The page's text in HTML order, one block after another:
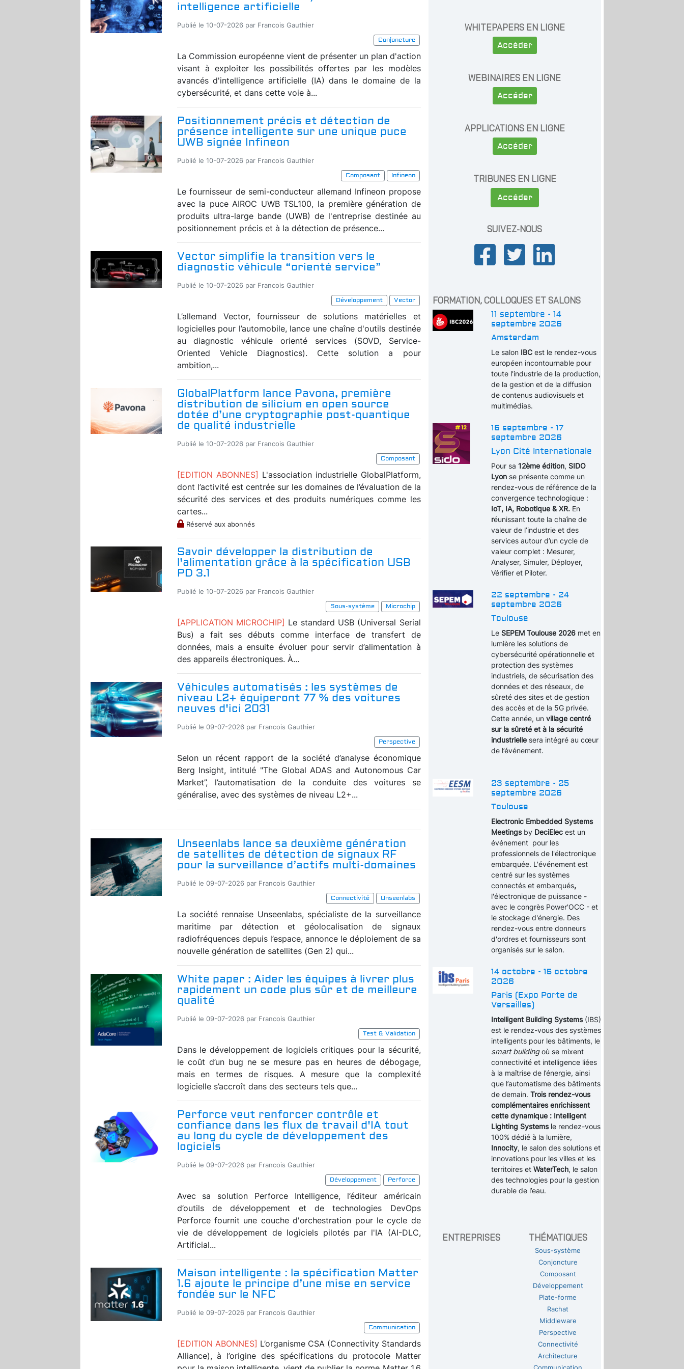
intelligence artificielle
Publié le 10-07-2026 par Francois Gauthier
Conjoncture
La Commission européenne vient de présenter un plan d'action
visant à exploiter les possibilités offertes par les modèles
avancés d'intelligence artificielle (IA) dans le domaine de la
cybersécurité, et dans cette voie à...
Positionnement précis et détection de
présence intelligente sur une unique puce
UWB signée Infineon
Publié le 10-07-2026 par Francois Gauthier
Composant
Infineon
Le fournisseur de semi-conducteur allemand Infineon propose
avec la puce AIROC UWB TSL100, la première génération de
produits ultra-large bande (UWB) de l'entreprise destinée au
positionnement précis et à la détection de présence...
Vector simplifie la transition vers le
diagnostic véhicule “orienté service”
Publié le 10-07-2026 par Francois Gauthier
Développement
Vector
L’allemand Vector, fournisseur de solutions matérielles et
logicielles pour l’automobile, lance une chaîne d'outils destinée
au diagnostic véhicule orienté services (SOVD, Service-
Oriented Vehicle Diagnostics). Cette solution a pour
ambition,...
GlobalPlatform lance Pavona, première
distribution de silicium en open source
dotée d’une cryptographie post-quantique
de qualité industrielle
Publié le 10-07-2026 par Francois Gauthier
Composant
[EDITION ABONNES] L'association industrielle GlobalPlatform,
dont l’activité est centrée sur les domaines de l’évaluation de la
sécurité des services et des produits numériques comme les
cartes...
Réservé aux abonnés
Savoir développer la distribution de
l'alimentation grâce à la spécification USB
PD 3.1
Publié le 10-07-2026 par Francois Gauthier
Sous-système
Microchip
[APPLICATION MICROCHIP] Le standard USB (Universal Serial
Bus) a fait ses débuts comme interface de transfert de
données, mais a ensuite évoluer pour servir d’alimentation à
des appareils électroniques. À...
Véhicules automatisés : les systèmes de
niveau L2+ équiperont 77 % des voitures
neuves d'ici 2031
Publié le 09-07-2026 par Francois Gauthier
Perspective
Selon un récent rapport de la société d’analyse économique
Berg Insight, intitulé "The Global ADAS and Autonomous Car
Market”, l’automatisation de la conduite des voitures se
généralise, avec des systèmes de niveau L2+...
Unseenlabs lance sa deuxième génération
de satellites de détection de signaux RF
pour la surveillance d’actifs multi-domaines
Publié le 09-07-2026 par Francois Gauthier
Connectivité
Unseenlabs
La société rennaise Unseenlabs, spécialiste de la surveillance
maritime par détection et géolocalisation de signaux
radiofréquences depuis l’espace, annonce le déploiement de sa
nouvelle génération de satellites (Gen 2) qui...
White paper : Aider les équipes à livrer plus
rapidement un code plus sûr et de meilleure
qualité
Publié le 09-07-2026 par Francois Gauthier
Test & Validation
Dans le développement de logiciels critiques pour la sécurité,
le coût d’un bug ne se mesure pas en heures de débogage,
mais en termes de risques. A mesure que la complexité
logicielle s’accroît dans des secteurs tels que...
Perforce veut renforcer contrôle et
confiance dans les flux de travail d'IA tout
au long du cycle de développement des
logiciels
Publié le 09-07-2026 par Francois Gauthier
Développement
Perforce
Avec sa solution Perforce Intelligence, l’éditeur américain
d’outils de développement et de technologies DevOps
Perforce fournit une couche d'orchestration pour le cycle de
vie de développement de logiciels pilotés par l'IA (AI-DLC,
Artificial...
Maison intelligente : la spécification Matter
1.6 ajoute le principe d’une mise en service
fondée sur le NFC
Publié le 09-07-2026 par Francois Gauthier
Communication
[EDITION ABONNES] L’organisme CSA (Connectivity Standards
Alliance), à l’origine des spécifications du protocole Matter
WHITEPAPERS EN LIGNE
Accéder
WEBINAIRES EN LIGNE
Accéder
APPLICATIONS EN LIGNE
Accéder
TRIBUNES EN LIGNE
Accéder
SUIVEZ-NOUS
FORMATION, COLLOQUES ET SALONS
11 septembre - 14
septembre 2026
Amsterdam
Le salonIBC est le rendez-vous
européen incontournable pour
toute l'industrie de la production,
de la gestion et de la diffusion
de contenus audiovisuels et
multimédias.
16 septembre - 17
septembre 2026
Lyon Cité Internationale
Pour sa 12ème édition, SIDO
Lyonse présente comme un
rendez-vous de référence de la
convergence technologique :
IoT, IA, Robotique & XR. En
réunissant toute la chaîne de
valeur de l’industrie et des
services autour d’un cycle de
valeur complet : Mesurer,
Analyser, Simuler, Déployer,
Vérifier et Piloter.
22 septembre - 24
septembre 2026
Toulouse
Le SEPEM Toulouse 2026met en
lumière les solutions de
cybersécurité opérationnelle et
protection des systèmes
industriels, de sécurisation des
données et des réseaux, de
sûreté des sites et de gestion
des accès et de la 5G privée.
Cette année, un village centré
sur la sûreté et à la sécurité
industriellesera intégré au cœur
de l’événement.
23 septembre - 25
septembre 2026
Toulouse
Electronic Embedded Systems
Meetingsby DeciElec est un
événement pour les
professionnels de l'électronique
embarquée. L'événement est
centré sur les systèmes
connectés et embarqués,
l'électronique de puissance -
avec le congrès Power'OCC - et
le stockage d'énergie. Des
rendez-vous entre donneurs
d'ordres et fournisseurs sont
organisés sur le salon.
14 octobre - 15 octobre
2026
Paris (Expo Porte de
Versailles)
Intelligent Building Systems(IBS)
est le rendez-vous des systèmes
intelligents pour les bâtiments, le
smart buildingoù se mixent
connectivité et intelligence liées
à la maîtrise de l’énergie, ainsi
que l’automatisme des bâtiments
de demain. Trois rendez-vous
complémentaires enrichissent
cette dynamique : Intelligent
Lighting Systems le rendez-vous
100% dédié à la lumière,
Innocity, le salon des solutions et
innovations pour les villes et les
territoires et WaterTech, le salon
des technologies pour la gestion
durable de l’eau.
ENTREPRISES THÉMATIQUES
Sous-système
Conjoncture
Composant
Développement
Plate-forme
Rachat
Middleware
Perspective
Connectivité
Architecture